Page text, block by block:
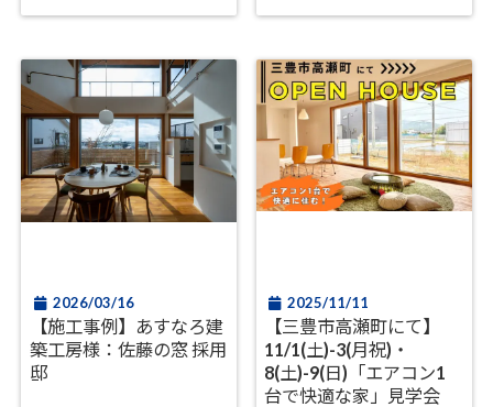
2026/03/16
【施工事例】あすなろ建
築工房様：佐藤の窓 採用
邸
2025/11/11
【三豊市高瀬町にて】
11/1(土)-3(月祝)・
8(土)-9(日)「エアコン1
台で快適な家」見学会